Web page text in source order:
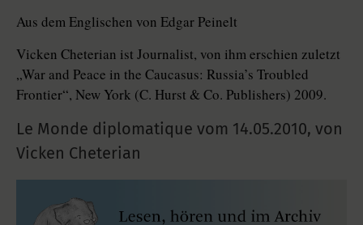
Aus dem Englischen von Edgar Peinelt
Vicken Cheterian ist Journalist, von ihm erschien zuletzt
„War and Peace in the Caucasus: Russia’s Troubled
Frontier“, New York (C. Hurst & Co. Publishers) 2009.
Le Monde diplomatique vom 14.05.2010, von
Vicken Cheterian